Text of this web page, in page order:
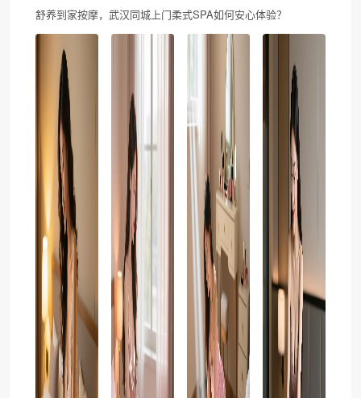
舒养到家按摩，武汉同城上门柔式SPA如何安心体验？